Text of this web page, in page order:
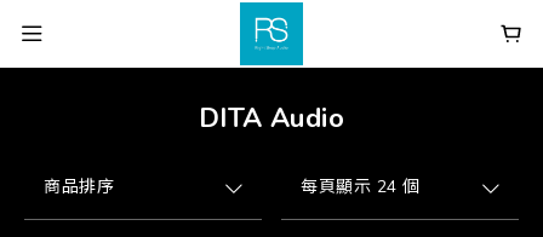
DITA Audio
商品排序 每頁顯示 24 個